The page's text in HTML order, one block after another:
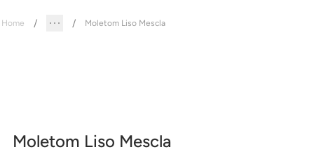
Home Moletom Liso Mescla
Moletom Liso Mescla